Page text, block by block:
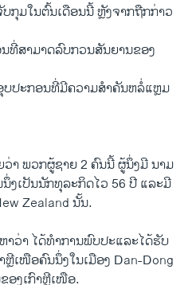
ກຸມ​ໃນ​ຕົ້ນ​ເດືອນ​ນີ້ ຫຼັງ​ຈາກ​ຖືກ​ກ່າວ​
ທີ່​ສາມາດ​ລົບ​ກວນ​ສັນຍານ​ຂອງ​
ບປະກອນ​ທີ່ມີ​ຄວາມ​ສຳຄັນ​ຫລໍ່​ແຫຼມ​
າ ​ພວກ​ຜູ້​ຊາຍ 2 ຄົນ​ນີ້​ ຜູ້​ນຶ່ງ​ມີ ນາມ
ງ​ເປັນ​ນັກທຸລະກິດ​ໄວ 56 ປີ ​ແລະມີ​
Zealand ນັ້ນ.
ວ່າ ​ໄດ້​ທໍາ​ການ​ພົບ​ປະ​ແລະ​ໄດ້​ຮັບ​
ເໜືອ​ຄົນ​ນຶ່ງ​ໃນ​ເມືອງ Dan-Dong
ອງ​ເກົາຫຼີ​ເໜືອ.